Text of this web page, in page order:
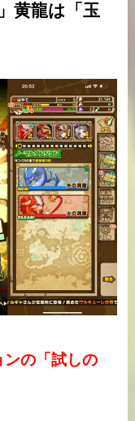
黄龍は「玉
ンの「試しの